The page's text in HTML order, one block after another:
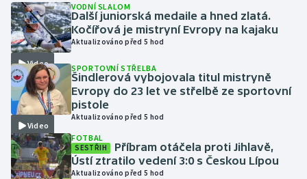
Házená
Jezdectví
Judo
Krasobruslení
Lezení
Video
VODNÍ SLALOM
Další juniorská medaile a hned zlatá.
Kočířová je mistryní Evropy na kajaku
Aktualizováno před 5 hod
Video
SPORTOVNÍ STŘELBA
Šindlerová vybojovala titul mistryně
Evropy do 23 let ve střelbě ze sportovní
pistole
Aktualizováno před 5 hod
FOTBAL
SESTŘIH
Příbram otáčela proti Jihlavě,
Ústí ztratilo vedení 3:0 s Českou Lípou
Aktualizováno před 5 hod